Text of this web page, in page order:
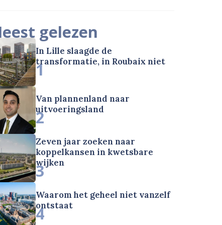
gelezen
In Lille slaagde de
transformatie, in Roubaix niet
1
Van plannenland naar
uitvoeringsland
2
Zeven jaar zoeken naar
koppelkansen in kwetsbare
wijken
3
Waarom het geheel niet vanzelf
ontstaat
4